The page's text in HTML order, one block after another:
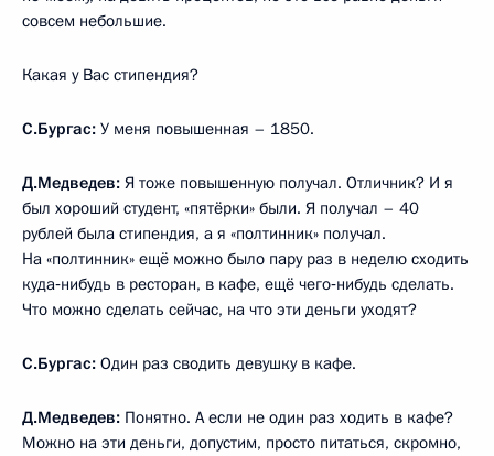
совсем небольшие.
Какая у Вас стипендия?
С.Бургас: У меня повышенная – 1850.
Д.Медведев: Я тоже повышенную получал. Отличник? И я
был хороший студент, «пятёрки» были. Я получал – 40
рублей была стипендия, а я «полтинник» получал.
На «полтинник» ещё можно было пару раз в неделю сходить
куда‑нибудь в ресторан, в кафе, ещё чего‑нибудь сделать.
Что можно сделать сейчас, на что эти деньги уходят?
С.Бургас: Один раз сводить девушку в кафе.
Д.Медведев: Понятно. А если не один раз ходить в кафе?
Можно на эти деньги, допустим, просто питаться, скромно,